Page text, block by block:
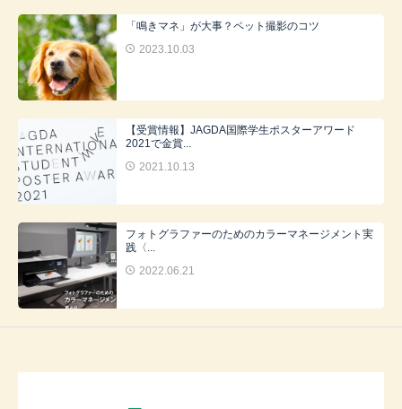
「鳴きマネ」が大事？ペット撮影のコツ
2023.10.03
【受賞情報】JAGDA国際学生ポスターアワード
2021で金賞...
2021.10.13
フォトグラファーのためのカラーマネージメント実
践〈...
2022.06.21